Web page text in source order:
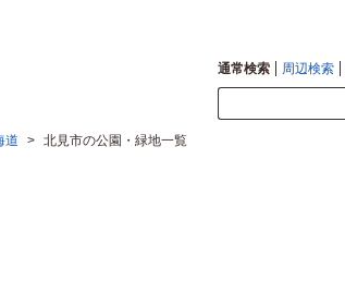
通常検索 周辺検索
道 > 北見市の公園・緑地一覧